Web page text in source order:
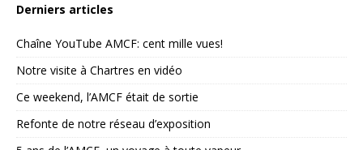
Derniers articles
Chaîne YouTube AMCF: cent mille vues!
Notre visite à Chartres en vidéo
Ce weekend, l’AMCF était de sortie
Refonte de notre réseau d’exposition